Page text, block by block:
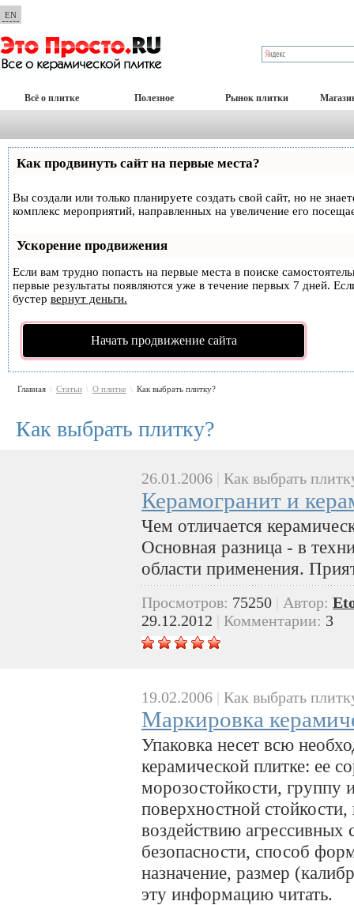
EN
Всё о плитке Полезное Рынок плитки
Как продвинуть сайт на первые места?
Вы создали или только планируете создать свой сайт, но не
комплекс мероприятий, направленных на увеличение его
Ускорение продвижения
Если вам трудно попасть на первые места в поиске
первые результаты появляются уже в течение первых 7 дней.
бустер вернут деньги.
Начать продвижение сайта
Главная \ Статьи \ О плитке \ Как выбрать плитку?
Как выбрать плитку?
26.01.2006 Как выбрать
Керамогранит и
Чем отличается
Основная разница - в
области применения.
Просмотров: 75250 Автор:
29.12.2012
Комментарии: 3
19.02.2006 | Как выбрать
Маркировка
Упаковка несет всю
керами­ческой плитке: ее
морозостойкости, груп­пу
поверхностной стойкости,
воздействию агрессивных
безопасности, способ
на­значение, размер
эту ин­формацию читать.